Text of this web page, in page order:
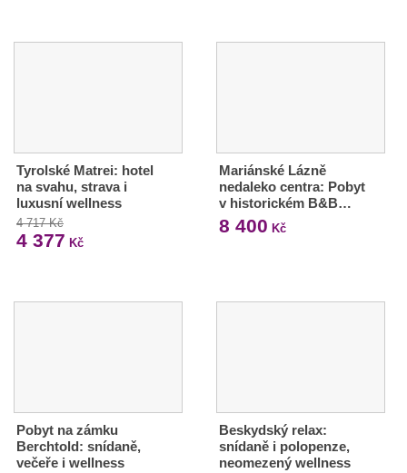
Tyrolské Matrei: hotel
na svahu, strava i
luxusní wellness
4 717 Kč
4 377 Kč
Mariánské Lázně
nedaleko centra: Pobyt
v historickém B&B…
8 400 Kč
Pobyt na zámku
Berchtold: snídaně,
večeře i wellness
Beskydský relax:
snídaně i polopenze,
neomezený wellness